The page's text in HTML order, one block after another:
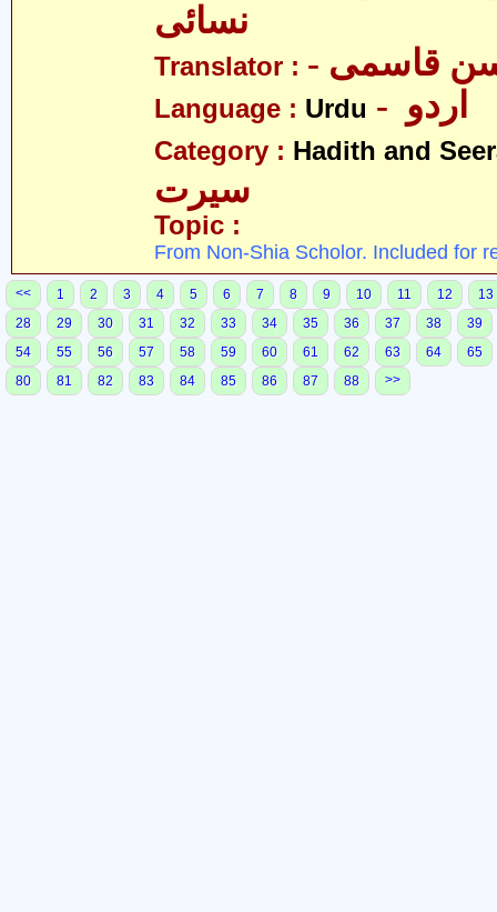
نسائی
Translator : قاسمی
Language : Urdu
Category : Hadith and
سیرت
Topic :
From Non-Shia Scholor. Included for
<< 1 2 3 4 5 6 7 8 9 10 11 12
13
28
29 30 31 32 33 34 35 36 37 38
39
54
55 56 57 58 59 60 61 62 63 64
65
80
81 82 83 84 85 86 87 88 >>